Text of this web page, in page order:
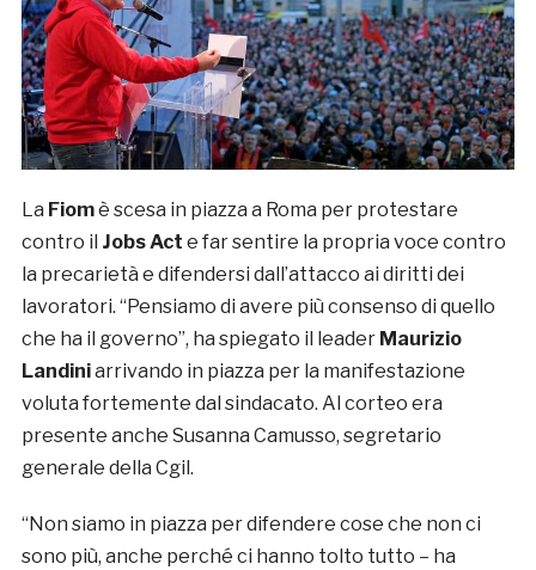
La Fiomè scesa in piazza a Roma per protestare
contro il Jobs Act e far sentire la propria voce contro
la precarietà e difendersi dall’attacco ai diritti dei
lavoratori. “Pensiamo di avere più consenso di quello
che ha il governo”, ha spiegato il leader Maurizio
Landiniarrivando in piazza per la manifestazione
voluta fortemente dal sindacato. Al corteo era
presente anche Susanna Camusso, segretario
generale della Cgil.
“Non siamo in piazza per difendere cose che non ci
sono più, anche perché ci hanno tolto tutto – ha